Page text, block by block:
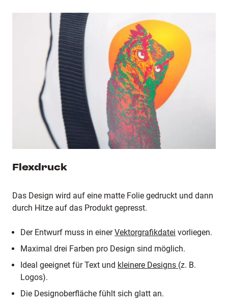
Flexdruck
Das Design wird auf eine matte Folie gedruckt und dann
durch Hitze auf das Produkt gepresst.
Der Entwurf muss in einerVektorgrafikdatei vorliegen.
Maximal drei Farben pro Design sind möglich.
Ideal geeignet für Text und kleinere Designs (z. B.
Logos).
Die Designoberfläche fühlt sich glatt an.